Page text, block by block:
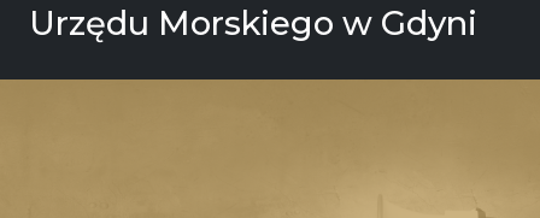
Urzędu Morskiego w Gdyni